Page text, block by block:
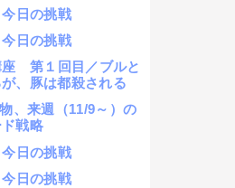
日の挑戦
日の挑戦
座 第１回目／ブルと
、豚は都殺される
、来週（11/9～）の
戦略
日の挑戦
日の挑戦